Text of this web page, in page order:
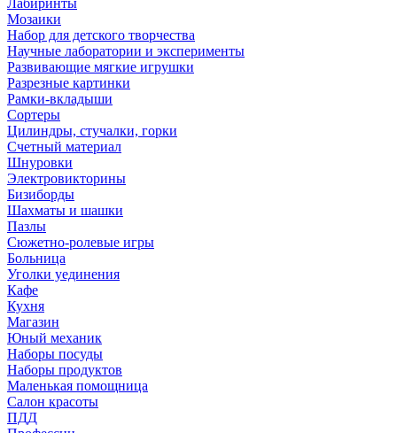
Лабиринты
Мозаики
Набор для детского творчества
Научные лаборатории и эксперименты
Развивающие мягкие игрушки
Разрезные картинки
Рамки-вкладыши
Сортеры
Цилиндры, стучалки, горки
Счетный материал
Шнуровки
Электровикторины
Бизиборды
Шахматы и шашки
Пазлы
Сюжетно-ролевые игры
Больница
Уголки уединения
Кафе
Кухня
Магазин
Юный механик
Наборы посуды
Наборы продуктов
Маленькая помощница
Салон красоты
ПДД